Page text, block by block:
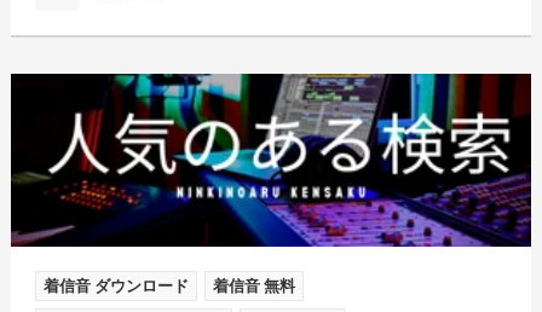
着信音 ダウンロード 着信音 無料